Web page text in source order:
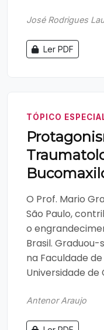
José Rodrigues
Ler PDF
TÓPICO
O Prof. Mario
São Paulo,
o
Brasil. Graduou-
na Faculdade
Universidade de
Antenor Araujo